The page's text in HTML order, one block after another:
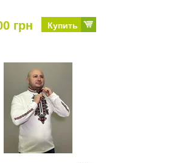
грн Купить